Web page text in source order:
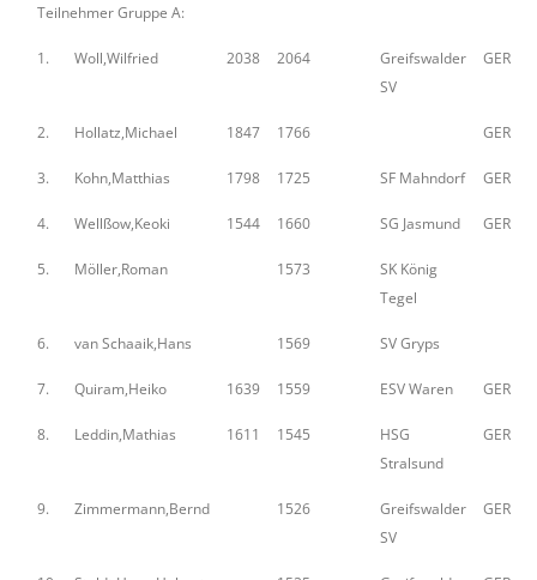
Teilnehmer Gruppe A:
1. Woll,Wilfried 2038 2064
Greifswalder
SV
GER
2. Hollatz,Michael 1847 1766 GER
3. Kohn,Matthias 1798 1725 SF Mahndorf GER
4. Wellßow,Keoki 1544 1660 SG Jasmund GER
5. Möller,Roman 1573
SK König
Tegel
6. van Schaaik,Hans 1569 SV Gryps
7. Quiram,Heiko 1639 1559 ESV Waren GER
8. Leddin,Mathias 1611 1545
HSG
Stralsund
GER
9. Zimmermann,Bernd 1526
Greifswalder
SV
GER